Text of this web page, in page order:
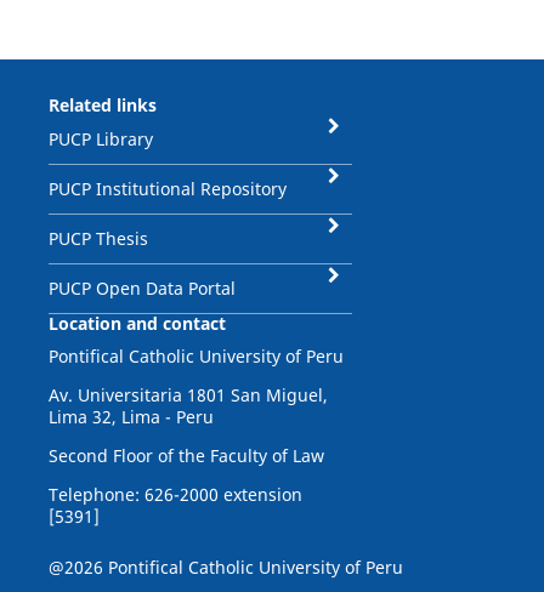
Related links
PUCP Library
PUCP Institutional Repository
PUCP Thesis
PUCP Open Data Portal
Location and contact
Pontifical Catholic University of Peru
Av. Universitaria 1801 San Miguel,
Lima 32, Lima - Peru
Second Floor of the Faculty of Law
Telephone: 626-2000 extension
[5391]
@2026 Pontifical Catholic University of Peru